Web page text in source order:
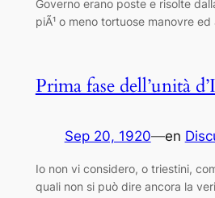
Governo erano poste e risolte
piÃ¹ o meno tortuose manovre
Prima fase dell’unità
Sep 20, 1920—en
Io non vi considero, o triestini,
quali non si può dire ancora la